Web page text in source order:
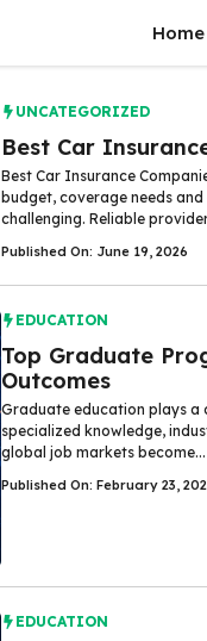
Home
UNCATEGORIZED
Best Car
Best Car Insurance
budget, coverage needs
challenging. Reliable
Published On: June 19, 2026
EDUCATION
Top Graduate
Outcomes
Graduate education plays a
specialized knowledge,
global job markets become...
Published On: February 23,
EDUCATION